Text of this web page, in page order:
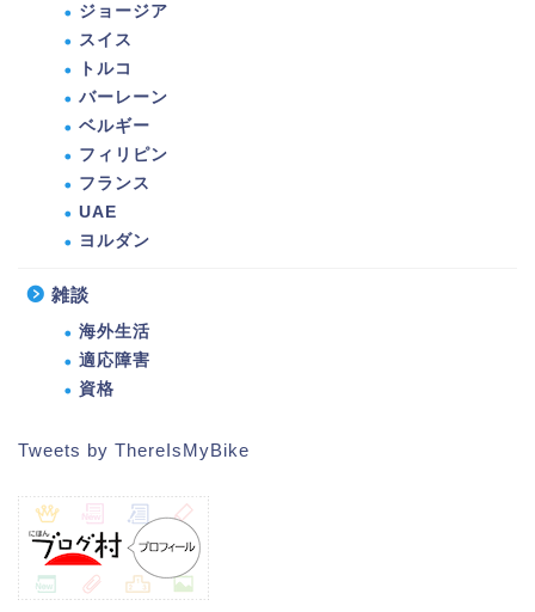
ジョージア
スイス
トルコ
バーレーン
ベルギー
フィリピン
フランス
UAE
ヨルダン
雑談
海外生活
適応障害
資格
Tweets by ThereIsMyBike